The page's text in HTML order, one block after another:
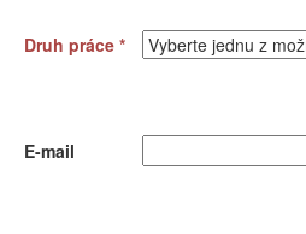
Druh práce *
E-mail